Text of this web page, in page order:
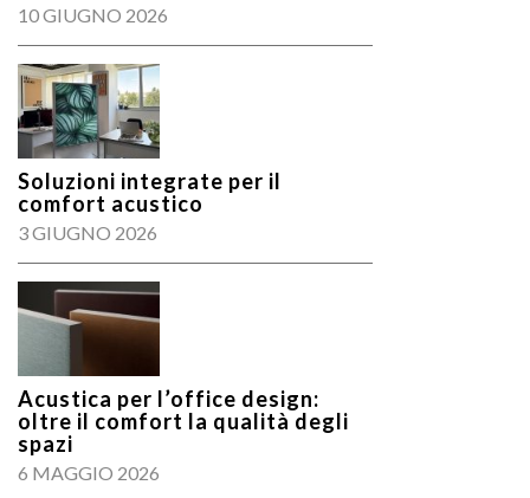
10 GIUGNO 2026
Soluzioni integrate per il
comfort acustico
3 GIUGNO 2026
Acustica per l’office design:
oltre il comfort la qualità degli
spazi
6 MAGGIO 2026